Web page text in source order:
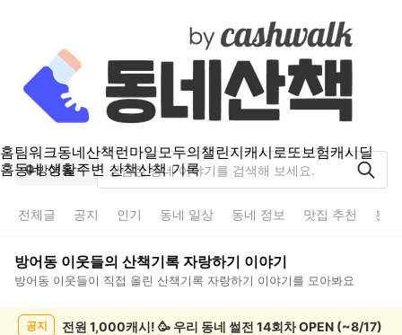
홈팀워크동네산책런마일모두의챌린지캐시로또보험캐시딜
홈동네 생활주변 산책산책 기록
방어동
전체글 공지 인기 동네 일상 동네 정보 맛집 추천 분
방어동 이웃들의 산책기록 자랑하기 이야기
방어동 이웃들이 직접 올린 산책기록 자랑하기 이야기를 모아봐요
공지 전원 1,000캐시! 🥳 우리 동네 썰전 14회차 OPEN (~8/17)